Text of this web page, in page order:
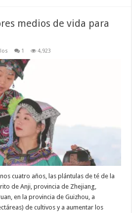
medios de vida para
1 4,923
cuatro años, las plántulas de té de la
de Anji, provincia de Zhejiang,
en la provincia de Guizhou, a
de cultivos y a aumentar los